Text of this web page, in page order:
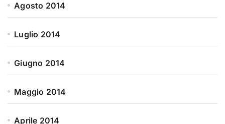
Agosto 2014
Luglio 2014
Giugno 2014
Maggio 2014
Aprile 2014